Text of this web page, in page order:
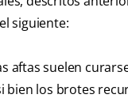
siguiente:
aftas suelen
bien los brotes